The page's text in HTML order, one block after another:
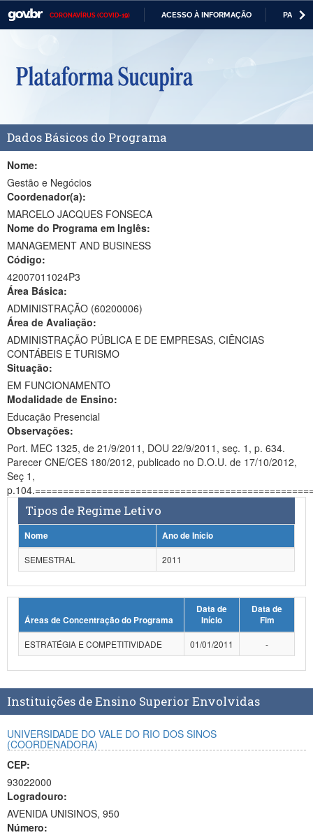
CORONAVÍRUS (COVID-19) ACESSO À INFORMAÇÃO
Casa Civil
Ministério da Defesa
Ministério da Economia
Ministério da Infraestrutura
Ministério da Agricultura, Pecuária e Abastecimento
Ministério da Educação
Ministério da Cidadania
Ministério da Saúde
Ministério de Minas e Energia
Ministério da Ciência, Tecnologia, Inovações e Comunicações
Ministério do Meio Ambiente
Ministério do Turismo
Ministério do Desenvolvimento Regional
Ministério da Mulher, da Família e dos Direitos Humanos
Secretaria-Geral
Secretaria de Governo
Dados Básicos do Programa
Nome:
Gestão e Negócios
Coordenador(a):
MARCELO JACQUES FONSECA
Nome do Programa em Inglês:
MANAGEMENT AND BUSINESS
Código:
42007011024P3
Área Básica:
ADMINISTRAÇÃO (60200006)
Área de Avaliação:
ADMINISTRAÇÃO PÚBLICA E DE EMPRESAS, CIÊNCIAS
CONTÁBEIS E TURISMO
Situação:
EM FUNCIONAMENTO
Modalidade de Ensino:
Educação Presencial
Observações:
Port. MEC 1325, de 21/9/2011, DOU 22/9/2011, seç. 1, p. 634.
Parecer CNE/CES 180/2012, publicado no D.O.U. de 17/10/2012,
Seç 1,
Tipos de Regime Letivo
Nome
Ano de Início
SEMESTRAL
2011
Áreas de Concentração do Programa
Data de
Início
Data de
Fim
ESTRATÉGIA E COMPETITIVIDADE
01/01/2011 -
Instituições de Ensino Superior Envolvidas
UNIVERSIDADE DO VALE DO RIO DOS SINOS
(COORDENADORA)
CEP:
93022000
Logradouro:
AVENIDA UNISINOS, 950
Número: